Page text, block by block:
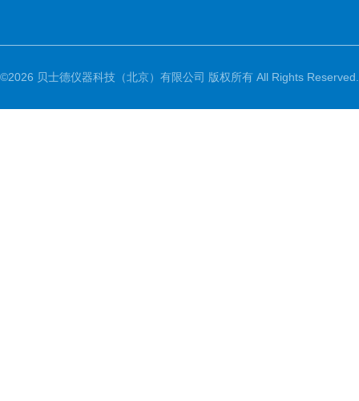
©2026 贝士德仪器科技（北京）有限公司 版权所有 All Rights Reserved.